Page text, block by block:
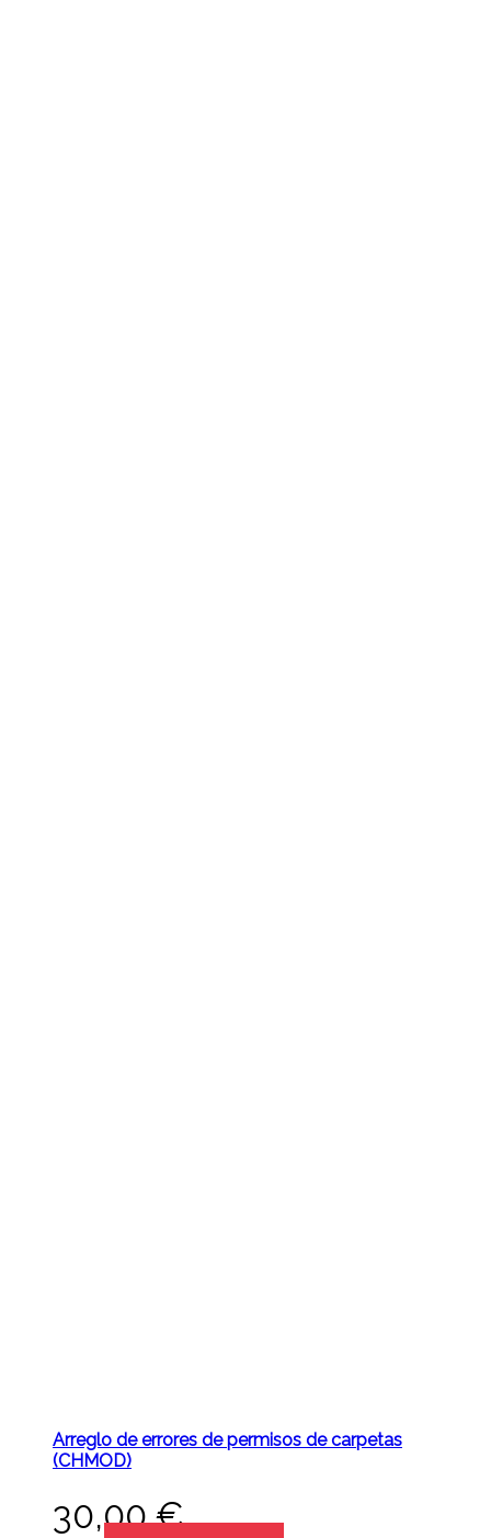
Arreglo de errores de permisos de carpetas
(CHMOD)
30,00€